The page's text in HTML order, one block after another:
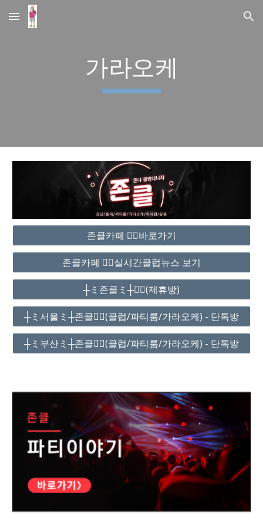
Skip to main content Skip to navigation
가라오케
존클카페 ❤️‍🔥바로가기
존클카페 ❤️‍🔥실시간클럽뉴스 보기
┼ミ존클ミ┼❤️‍🔥(제휴방)
┼ミ서울ミ┼존클❤️‍🔥(클럽/파티룸/가라오케) - 단톡방
┼ミ부산ミ┼존클❤️‍🔥(클럽/파티룸/가라오케) - 단톡방